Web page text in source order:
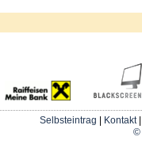
Selbsteintrag Kontakt
©